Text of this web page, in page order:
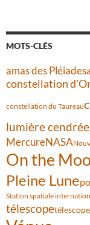
MOTS-CLÉS
amas des Pléiades
constellation
constellation du Taureau
lumière cendrée
MercureNASA
On the
Pleine Lune
Station spatiale
télescope